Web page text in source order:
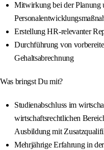
Mitwirkung bei der Planung
Erstellung HR-relevanter
Durchführung von
Gehaltsabrechnung
Was bringst Du mit?
Studienabschluss im
wirtschaftsrechtlichen
Ausbildung mit
Mehrjährige Erfahrung in